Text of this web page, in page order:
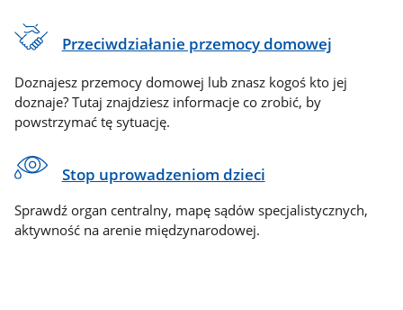
Przeciwdziałanie przemocy domowej
Doznajesz przemocy domowej lub znasz kogoś kto jej
doznaje? Tutaj znajdziesz informacje co zrobić, by
powstrzymać tę sytuację.
Stop uprowadzeniom dzieci
Sprawdź organ centralny, mapę sądów specjalistycznych,
aktywność na arenie międzynarodowej.